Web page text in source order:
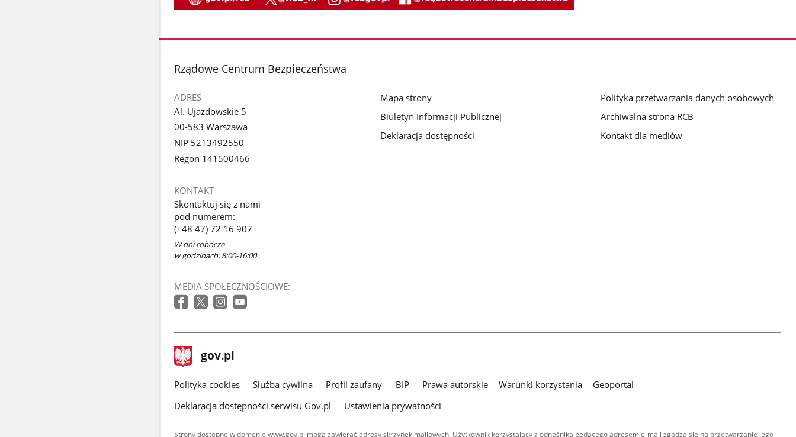
stopka
Rządowe Centrum Bezpieczeństwa
ADRES
Al. Ujazdowskie 5
00-583 Warszawa
NIP 5213492550
Regon 141500466
KONTAKT
Skontaktuj się z nami
pod numerem:
(+48 47) 72 16 907
W dni robocze
w godzinach: 8:00-16:00
MEDIA SPOŁECZNOŚCIOWE:
Mapa strony
Biuletyn Informacji Publicznej
Deklaracja dostępności
Polityka przetwarzania danych osobowych
Archiwalna strona RCB
Kontakt dla mediów
stopka
gov.pl Strona
gov.pl
gov.pl
Polityka cookies Służba cywilna Profil zaufany BIP Prawa autorskie Warunki korzystania
Geoportal
Deklaracja dostępności serwisu Gov.pl
Ustawienia prywatności
Strony dostępne w domenie www.gov.pl mogą zawierać adresy skrzynek mailowych. Użytkownik korzystający z odnośnika będącego adresem e-mail zgadza się na przetwarzanie jego